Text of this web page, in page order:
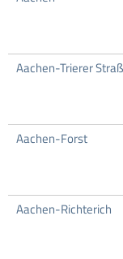
Aachen-Trierer
Aachen-Forst
Aachen-Richterich